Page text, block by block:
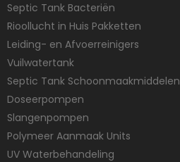
Septic Tank Bacteriën
Rioollucht in Huis Pakketten
Leiding- en Afvoerreinigers
Vuilwatertank
Septic Tank Schoonmaakmiddelen
Doseerpompen
Slangenpompen
Polymeer Aanmaak Units
UV Waterbehandeling